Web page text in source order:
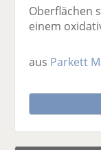
Oberflächen
einem
aus Parkett